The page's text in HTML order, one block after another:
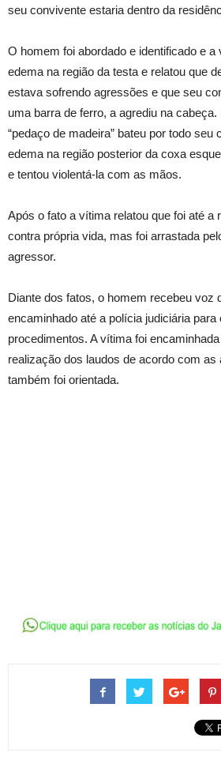
seu convivente estaria dentro da
O homem foi abordado e identificado e
edema na região da testa e relatou que
estava sofrendo agressões e que seu
uma barra de ferro, a agrediu na
“pedaço de madeira” bateu por todo seu
edema na região posterior da coxa
e tentou violentá-la com as mãos.
Após o fato a vítima relatou que foi até a
contra própria vida, mas foi arrastada
agressor.
Diante dos fatos, o homem recebeu voz
encaminhado até a polícia judiciária para
procedimentos. A vítima foi
realização dos laudos de acordo com
também foi orientada.